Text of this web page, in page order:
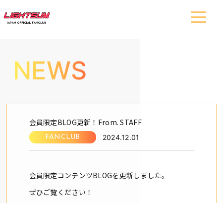
NEWS
会員限定BLOG更新！From. STAFF
FANCLUB 2024.12.01
会員限定コンテンツBLOGを更新しました。
ぜひご覧ください！